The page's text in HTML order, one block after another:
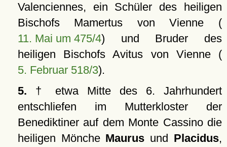
Valenciennes, ein Schüler des heiligen
Bischofs Mamertus von Vienne (
11. Mai um 475/4) und Bruder des
heiligen Bischofs Avitus von Vienne (
5. Februar 518/3).
5. † etwa Mitte des 6. Jahrhundert
entschliefen im Mutterkloster der
Benediktiner auf dem Monte Cassino die
heiligen Mönche Maurus und Placidus,